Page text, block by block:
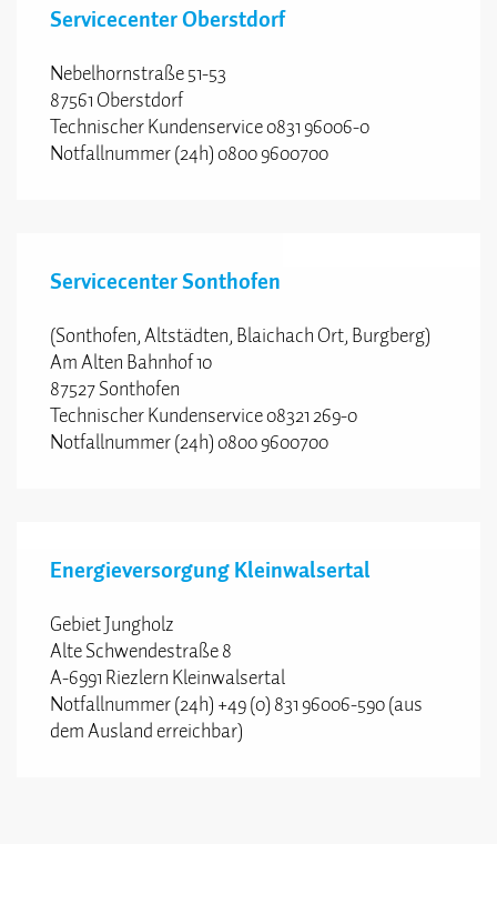
Servicecenter Oberstdorf
Nebelhornstraße 51-53
87561 Oberstdorf
Technischer Kundenservice 0831 96006-0
Notfallnummer (24h) 0800 9600700
Servicecenter Sonthofen
(Sonthofen, Altstädten, Blaichach Ort, Burgberg)
Am Alten Bahnhof 10
87527 Sonthofen
Technischer Kundenservice 08321 269-0
Notfallnummer (24h) 0800 9600700
Energieversorgung Kleinwalsertal
Gebiet Jungholz
Alte Schwendestraße 8
A-6991 Riezlern Kleinwalsertal
Notfallnummer (24h) +49 (0) 831 96006-590 (aus
dem Ausland erreichbar)